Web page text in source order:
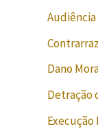
Dano
Detração
Execução